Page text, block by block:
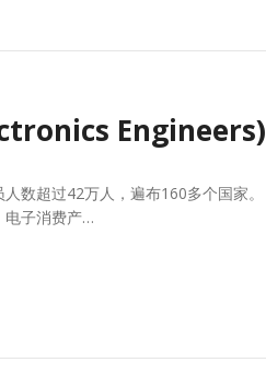
Engineers)
数超过42万人，遍布160多个国家。
电子消费产…